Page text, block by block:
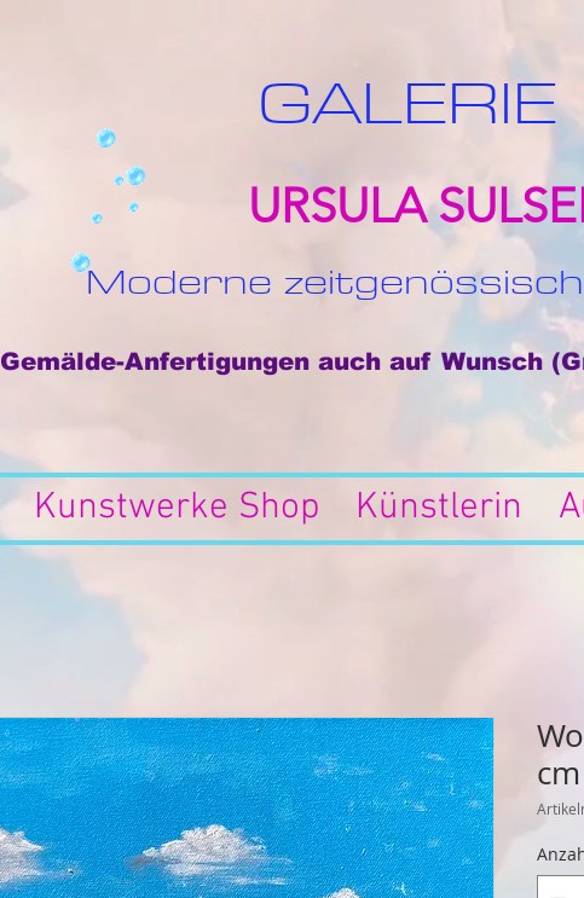
GALERIE
URSULA
Moderne
Gemälde-Anfertigungen auch auf Wunsch
Kunstwerke Shop Künstlerin
cm